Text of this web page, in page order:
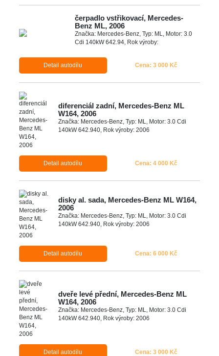
čerpadlo vstřikovací, Mercedes-
Benz ML, 2006
Značka: Mercedes-Benz, Typ: ML, Motor: 3.0
Cdi 140kW 642.94, Rok výroby:
Detail autodílu Cena: 3 000 Kč
diferenciál zadní, Mercedes-Benz ML
W164, 2006
Značka: Mercedes-Benz, Typ: ML, Motor: 3.0 Cdi
140kW 642.940, Rok výroby: 2006
Detail autodílu Cena: 4 000 Kč
disky al. sada, Mercedes-Benz ML W164,
2006
Značka: Mercedes-Benz, Typ: ML, Motor: 3.0 Cdi
140kW 642.940, Rok výroby: 2006
Detail autodílu Cena: 6 000 Kč
dveře levé přední, Mercedes-Benz ML
W164, 2006
Značka: Mercedes-Benz, Typ: ML, Motor: 3.0 Cdi
140kW 642.940, Rok výroby: 2006
Detail autodílu Cena: 3 000 Kč